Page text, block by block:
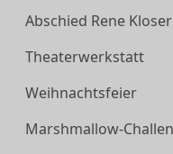
Abschied Rene Kloser
Theaterwerkstatt
Weihnachtsfeier
Marshmallow-